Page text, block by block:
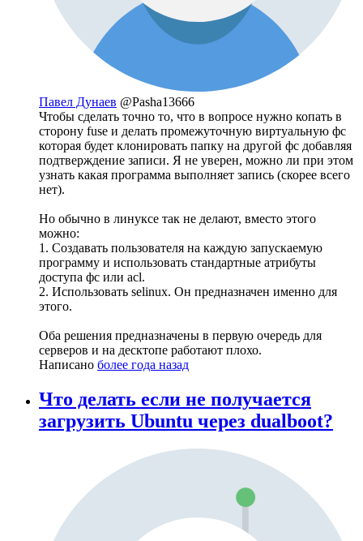
Павел Дунаев @Pasha13666
Чтобы сделать точно то, что в вопросе нужно копать в
сторону fuse и делать промежуточную виртуальную фс
которая будет клонировать папку на другой фс добавляя
подтверждение записи. Я не уверен, можно ли при этом
узнать какая программа выполняет запись (скорее всего
нет).
Но обычно в линуксе так не делают, вместо этого
можно:
1. Создавать пользователя на каждую запускаемую
программу и использовать стандартные атрибуты
доступа фс или acl.
2. Использовать selinux. Он предназначен именно для
этого.
Оба решения предназначены в первую очередь для
серверов и на десктопе работают плохо.
Написано более года назад
Что делать если не получается
загрузить Ubuntu через dualboot?